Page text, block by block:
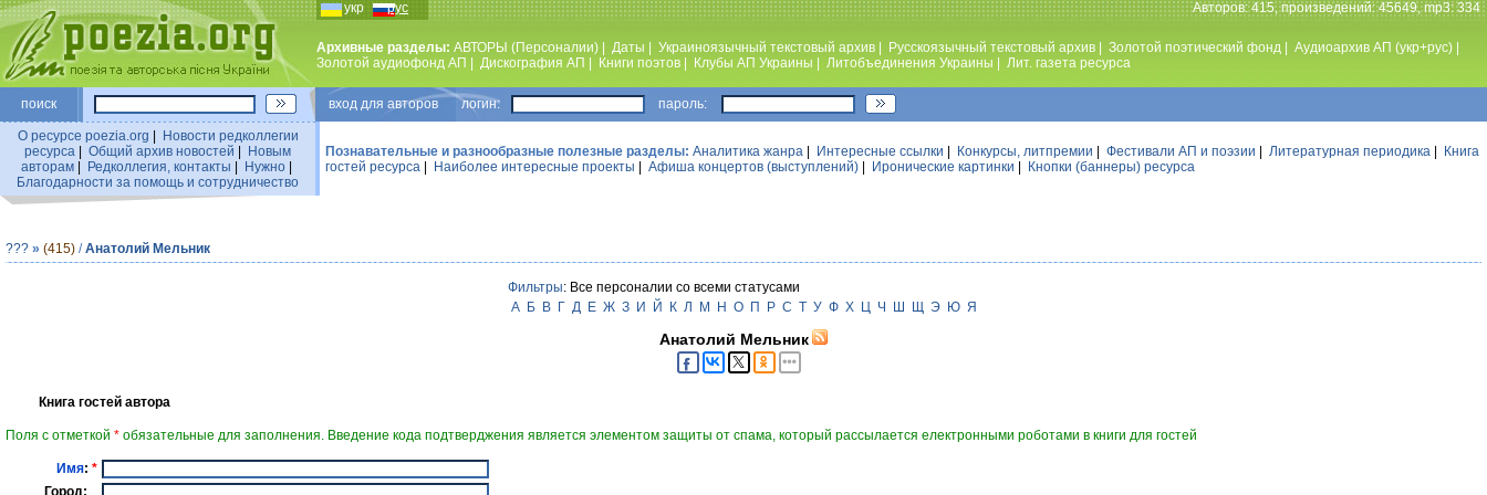
укр рус Авторов: 415, произведений: 45649, mp3: 334
Архивные разделы: АВТОРЫ (Персоналии) Даты Украиноязычный текстовый архив Русскоязычный текстовый архив Золотой поэтический фонд Аудиоархив АП (укр+рус)
Золотой аудиофонд АП
Дискография АП Книги поэтов Клубы АП Украины Литобъединения Украины Лит. газета ресурса
поиск вход для авторов логин: пароль:
О ресурсе poezia.org
Новости редколлегии
ресурса
Общий архив новостей
Новым
авторам| Редколлегия, контакты Нужно|
Благодарности за помощь и сотрудничество
Познавательные и разнообразные полезные разделы: Аналитика жанра Интересные ссылки Конкурсы, литпремии Фестивали АП и поэзии Литературная периодика
Книга
гостей ресурса
Наиболее интересные проекты Афиша концертов (выступлений) Иронические картинки Кнопки (баннеры) ресурса
??? » (415) /Анатолий Мельник
Фильтры: Все персоналии со всеми статусами
А
Б В Г Д Е Ж З И Й К Л М Н О П Р С Т У Ф Х Ц Ч Ш Щ Э Ю Я
Анатолий Мельник
Книга гостей автора
Поля с отметкой * обязательные для заполнения. Введение кода подтверджения является элементом защиты от спама, который рассылается електронными роботами в книги для гостей
Имя: *
Город: